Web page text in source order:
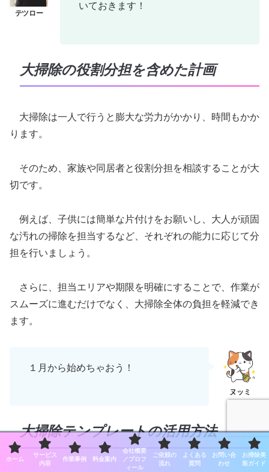
いておきます！
大掃除の役割分担を含めた計画
大掃除は一人で行うと膨大な労力がかかり、時間もかか
ります。
そのため、家族や同居者と役割分担を相談することが大
切です。
例えば、子供には簡単な片付けをお願いし、大人が頑固
な汚れの掃除を担当するなど、それぞれの能力に応じて分
担を行いましょう。
さらに、担当エリアや期限を明確にすることで、作業が
スムーズに進むだけでなく、大掃除全体の負担を軽減でき
ます。
１月から始めちゃおう！
大掃除テンプレートの活用方法
ホーム
サービス
内容
作業事例 料金案内
会社概要
／プロフ
ィール
ご依頼の
流れ
よくある
質問
お問い合
わせ
お掃除美
装ガイド